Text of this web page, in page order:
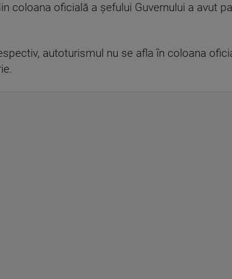
coloana oficială a șefului Guvernului a avut
autoturismul nu se afla în coloana